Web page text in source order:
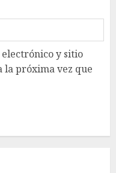
y sitio
la próxima vez que